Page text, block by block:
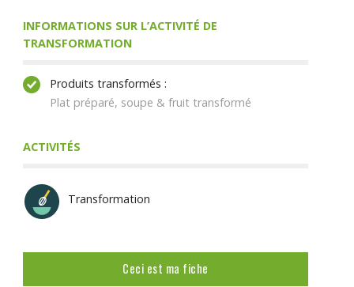
INFORMATIONS SUR L’ACTIVITÉ DE
TRANSFORMATION
Produits transformés :
Plat préparé, soupe & fruit transformé
ACTIVITÉS
Transformation
Ceci est ma fiche